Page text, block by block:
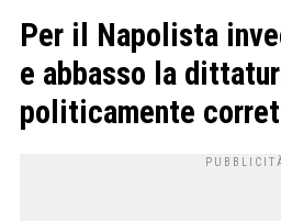
Per il Napolista
e abbasso la
politicamente